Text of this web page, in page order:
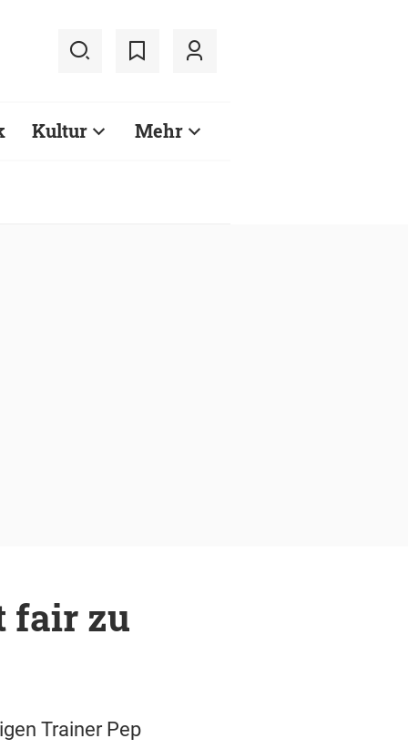
Kultur Mehr
fair zu
Trainer Pep